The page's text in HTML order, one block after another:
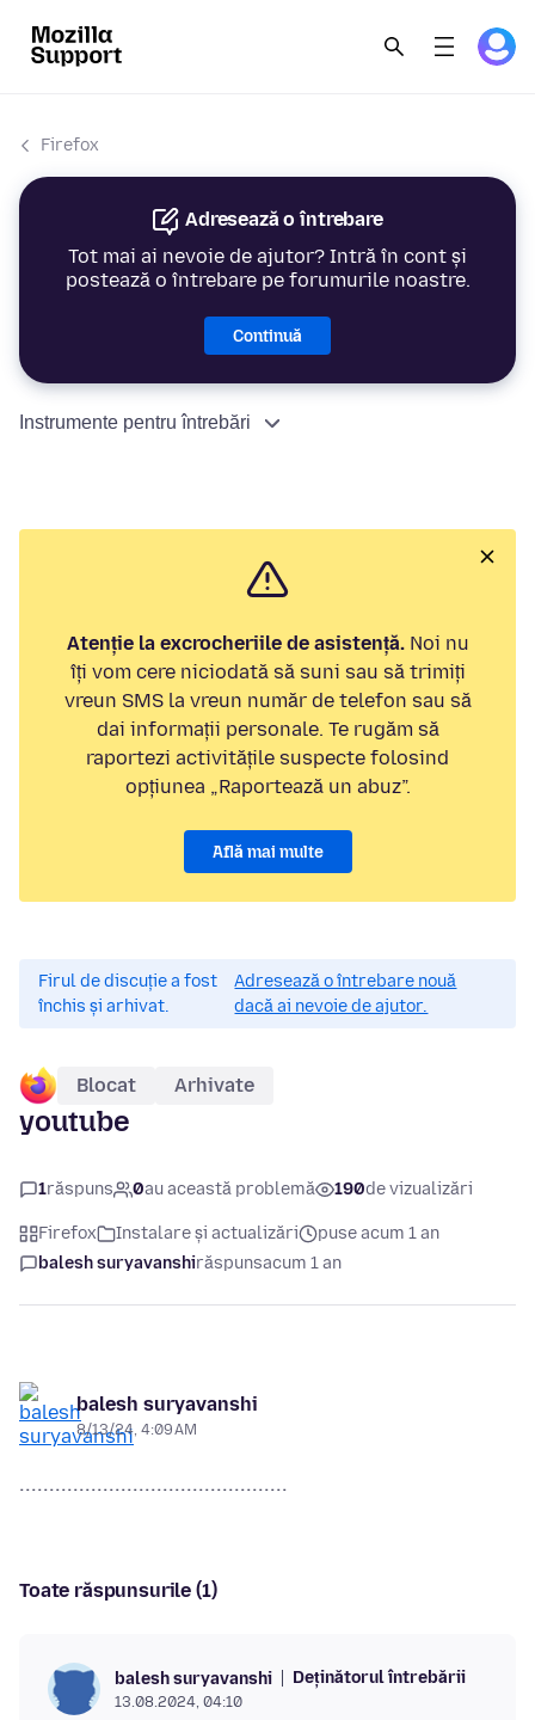
Firefox
Adresează o întrebare
Tot mai ai nevoie de ajutor? Intră în cont și
postează o întrebare pe forumurile noastre.
Continuă
Instrumente pentru întrebări
Atenție la excrocheriile de asistență.Noi nu
îți vom cere niciodată să suni sau să trimiți
vreun SMS la vreun număr de telefon sau să
dai informații personale. Te rugăm să
raportezi activitățile suspecte folosind
opțiunea „Raportează un abuz”.
Află mai multe
Firul de discuție a fost
închis și arhivat.
Adresează o întrebare nouă
dacă ai nevoie de ajutor.
Blocat Arhivate
youtube
1răspuns 0au această problemă 190de vizualizări
Firefox Instalare și actualizări
puse acum 1 an
balesh suryavanshirăspunsacum 1 an
balesh suryavanshi
8/13/24, 4:09 AM
Toate răspunsurile (1)
balesh suryavanshi Deținătorul întrebării
13.08.2024, 04:10